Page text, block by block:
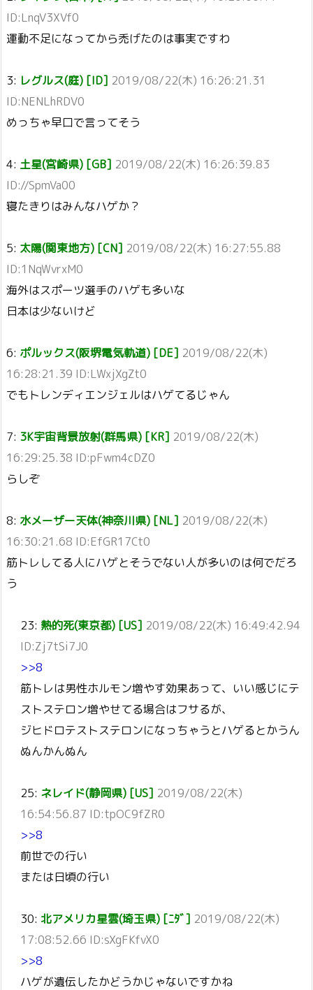
ID:LnqV3XVf0
運動不足になってから禿げたのは事実ですわ
3: レグルス(庭) [ID] 2019/08/22(木) 16:26:21.31
ID:NENLhRDV0
めっちゃ早口で言ってそう
4: 土星(宮崎県) [GB] 2019/08/22(木) 16:26:39.83
ID://SpmVa00
寝たきりはみんなハゲか？
5: 太陽(関東地方) [CN] 2019/08/22(木) 16:27:55.88
ID:1NqWvrxM0
海外はスポーツ選手のハゲも多いな
日本は少ないけど
6: ポルックス(阪堺電気軌道) [DE] 2019/08/22(木)
16:28:21.39 ID:LWxjXgZt0
でもトレンディエンジェルはハゲてるじゃん
7: 3K宇宙背景放射(群馬県) [KR] 2019/08/22(木)
16:29:25.38 ID:pFwm4cDZ0
らしぞ
8: 水メーザー天体(神奈川県) [NL] 2019/08/22(木)
16:30:21.68 ID:EfGR17Ct0
筋トレしてる人にハゲとそうでない人が多いのは何でだろ
う
23: 熱的死(東京都) [US] 2019/08/22(木) 16:49:42.94
ID:Zj7tSi7J0
>>8
筋トレは男性ホルモン増やす効果あって、いい感じにテ
ストステロン増やせてる場合はフサるが、
ジヒドロテストステロンになっちゃうとハゲるとかうん
ぬんかんぬん
25: ネレイド(静岡県) [US] 2019/08/22(木)
16:54:56.87 ID:tpOC9fZR0
>>8
前世での行い
または日頃の行い
30: 北アメリカ星雲(埼玉県) [ﾆﾀﾞ] 2019/08/22(木)
17:08:52.66 ID:sXgFKfvX0
>>8
ハゲが遺伝したかどうかじゃないですかね